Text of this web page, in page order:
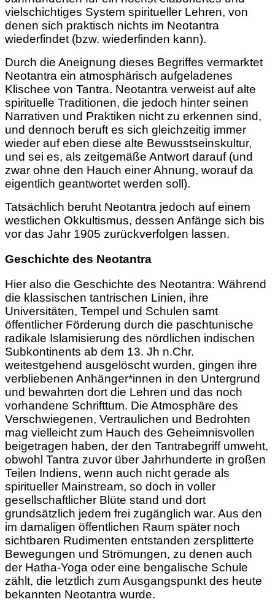
vielschichtiges System spiritueller Lehren, von
denen sich praktisch nichts im Neotantra
wiederfindet (bzw. wiederfinden kann).
Durch die Aneignung dieses Begriffes vermarktet
Neotantra ein atmosphärisch aufgeladenes
Klischee von Tantra. Neotantra verweist auf alte
spirituelle Traditionen, die jedoch hinter seinen
Narrativen und Praktiken nicht zu erkennen sind,
und dennoch beruft es sich gleichzeitig immer
wieder auf eben diese alte Bewusstseinskultur,
und sei es, als zeitgemäße Antwort darauf (und
zwar ohne den Hauch einer Ahnung, worauf da
eigentlich geantwortet werden soll).
Tatsächlich beruht Neotantra jedoch auf einem
westlichen Okkultismus, dessen Anfänge sich bis
vor das Jahr 1905 zurückverfolgen lassen.
Geschichte des Neotantra
Hier also die Geschichte des Neotantra: Während
die klassischen tantrischen Linien, ihre
Universitäten, Tempel und Schulen samt
öffentlicher Förderung durch die paschtunische
radikale Islamisierung des nördlichen indischen
Subkontinents ab dem 13. Jh n.Chr.
weitestgehend ausgelöscht wurden, gingen ihre
verbliebenen Anhänger*innen in den Untergrund
und bewahrten dort die Lehren und das noch
vorhandene Schrifttum. Die Atmosphäre des
Verschwiegenen, Vertraulichen und Bedrohten
mag vielleicht zum Hauch des Geheimnisvollen
beigetragen haben, der den Tantrabegriff umweht,
obwohl Tantra zuvor über Jahrhunderte in großen
Teilen Indiens, wenn auch nicht gerade als
spiritueller Mainstream, so doch in voller
gesellschaftlicher Blüte stand und dort
grundsätzlich jedem frei zugänglich war. Aus den
im damaligen öffentlichen Raum später noch
sichtbaren Rudimenten entstanden zersplitterte
Bewegungen und Strömungen, zu denen auch
der Hatha-Yoga oder eine bengalische Schule
zählt, die letztlich zum Ausgangspunkt des heute
bekannten Neotantra wurde.